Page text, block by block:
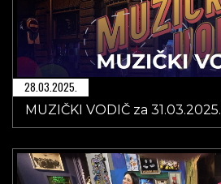
28.03.2025.
MUZIČKI VODIČ za 31.03.2025.